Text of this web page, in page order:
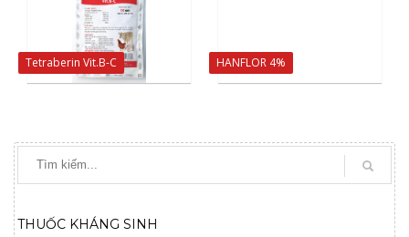
Tetraberin Vit.B-C HANFLOR 4%
THUỐC KHÁNG SINH